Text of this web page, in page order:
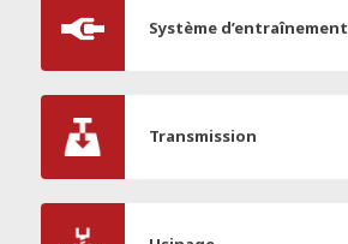
Système d’entraînement
Transmission